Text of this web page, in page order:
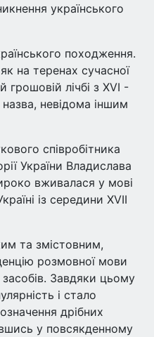
українського
походження.
на теренах сучасної
грошовій лічбі з XVI -
назва, невідома іншим
співробітника
України Владислава
вживалася у мові
із середини XVII
та змістовним,
розмовної мови
Завдяки цьому
і стало
дрібних
у повсякденному